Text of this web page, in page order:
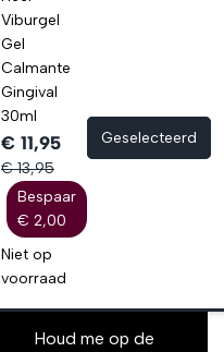
Viburgel
Gel
Calmante
Gingival
30ml
€ 11,95
€ 13,95
Bespaar
€ 2,00
Niet op
voorraad
Geselecteerd
Houd me op de